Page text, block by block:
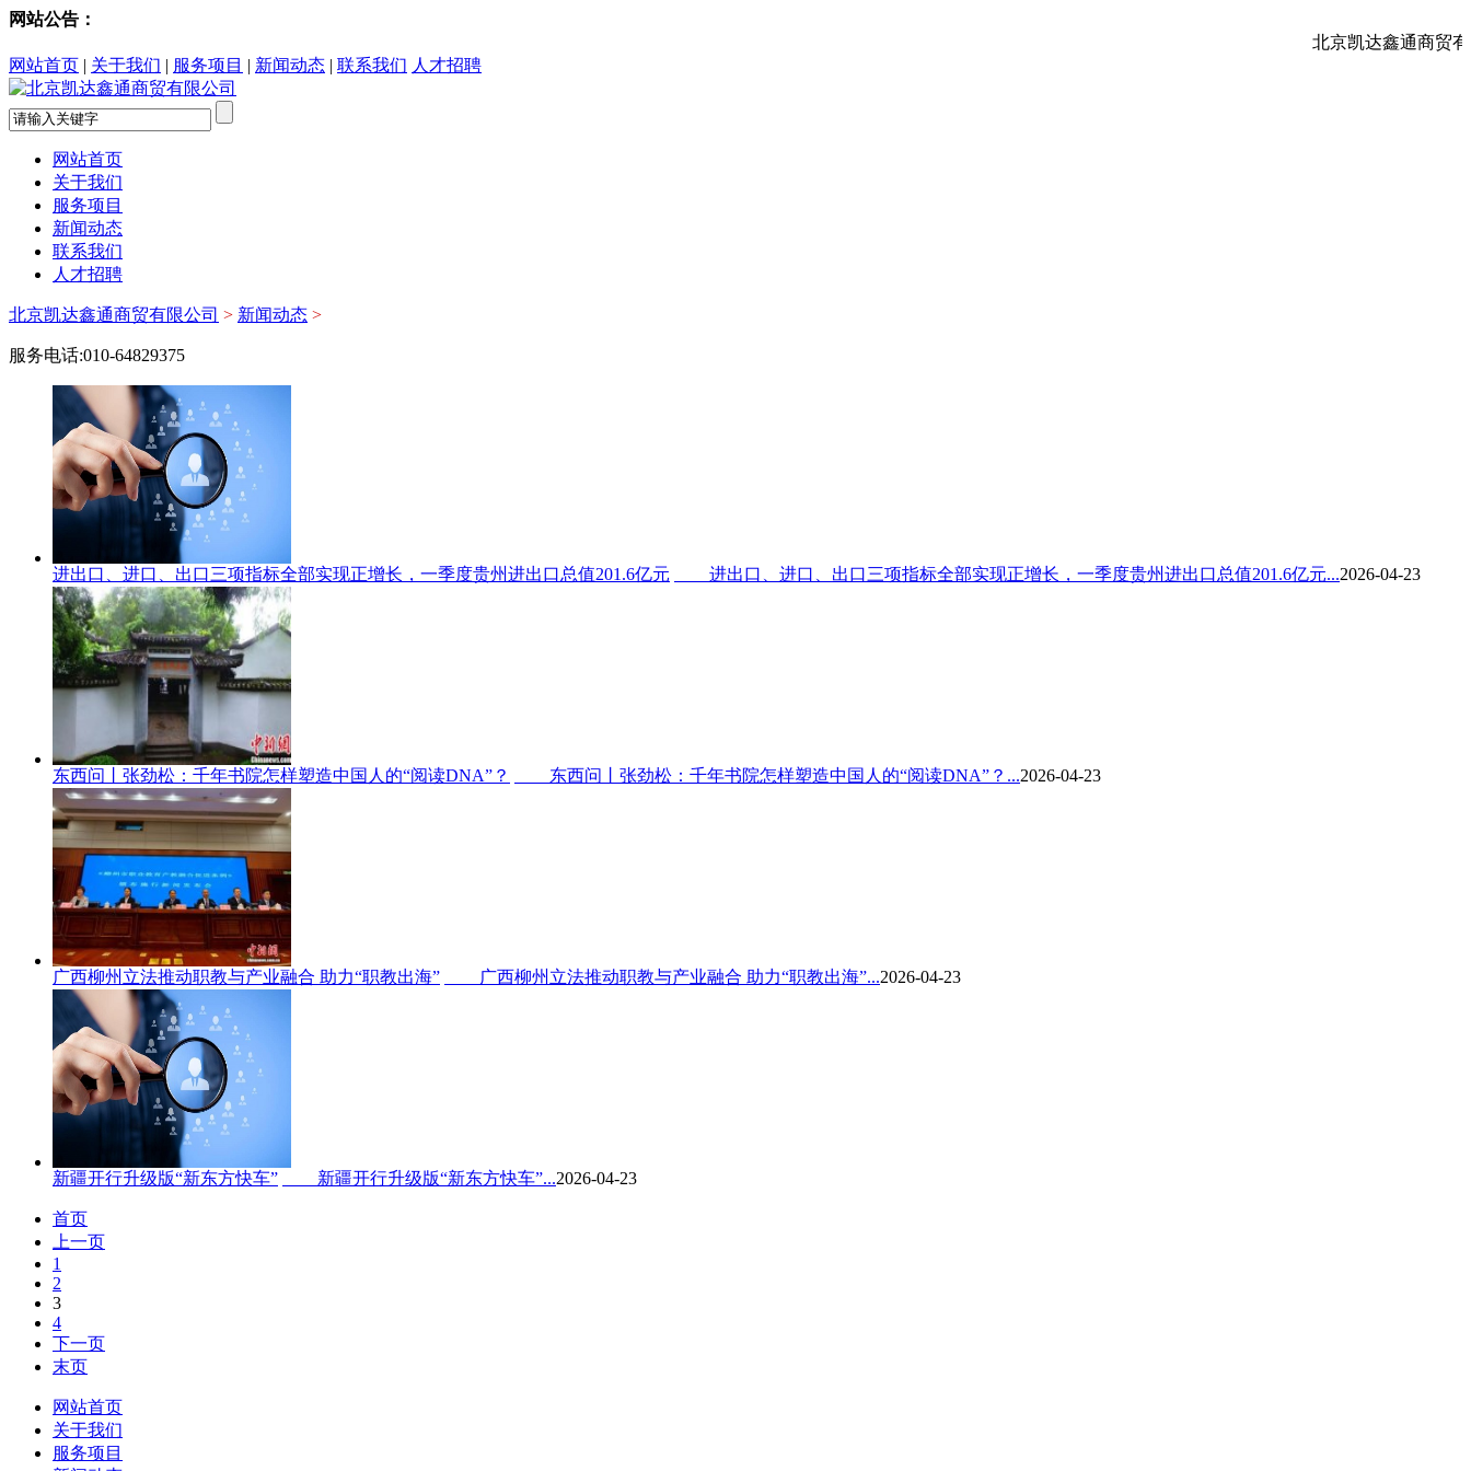
网站公告：
北京凯达鑫通商贸
网站首页 | 关于我们 | 服务项目 | 新闻动态 | 联系我们 人才招聘
网站首页
关于我们
服务项目
新闻动态
联系我们
人才招聘
北京凯达鑫通商贸有限公司 > 新闻动态 >
服务电话:010-64829375
进出口、进口、出口三项指标全部实现正增长，一季度贵州进出口总值201.6亿元 进出口、进口、出口三项指标全部实现正增长，一季度贵州进出口总值201.6亿元...2026-04-23
东西问丨张劲松：千年书院怎样塑造中国人的“阅读DNA”？ 东西问丨张劲松：千年书院怎样塑造中国人的“阅读DNA”？...2026-04-23
广西柳州立法推动职教与产业融合 助力“职教出海” 广西柳州立法推动职教与产业融合 助力“职教出海”...2026-04-23
新疆开行升级版“新东方快车” 新疆开行升级版“新东方快车”...2026-04-23
首页
上一页
1
2
3
4
下一页
末页
网站首页
关于我们
服务项目